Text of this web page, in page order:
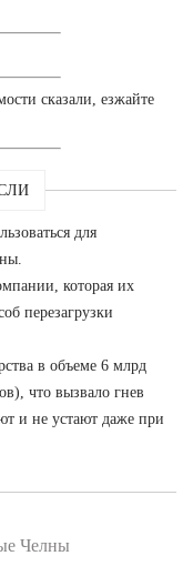
сказали, езжайте
для
которая их
перезагрузки
в объеме 6 млрд
что вызвало гнев
и не устают даже при
Челны